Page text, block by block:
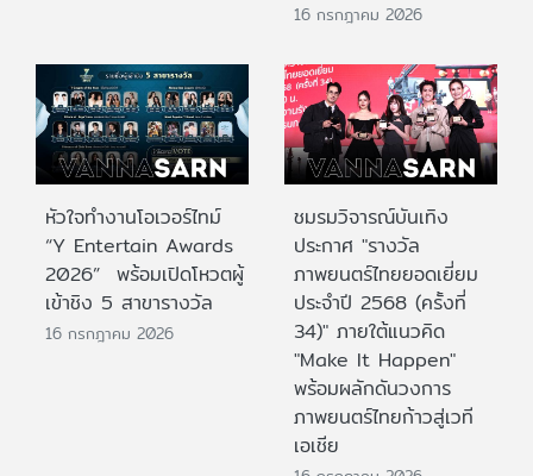
16 กรกฎาคม 2026
หัวใจทำงานโอเวอร์ไทม์
“Y Entertain Awards
2026” พร้อมเปิดโหวตผู้
เข้าชิง 5 สาขารางวัล
16 กรกฎาคม 2026
ชมรมวิจารณ์บันเทิง
ประกาศ "รางวัล
ภาพยนตร์ไทยยอดเยี่ยม
ประจําปี 2568 (ครั้งที่
34)" ภายใต้แนวคิด
"Make It Happen"
พร้อมผลักดันวงการ
ภาพยนตร์ไทยก้าวสู่เวที
เอเชีย